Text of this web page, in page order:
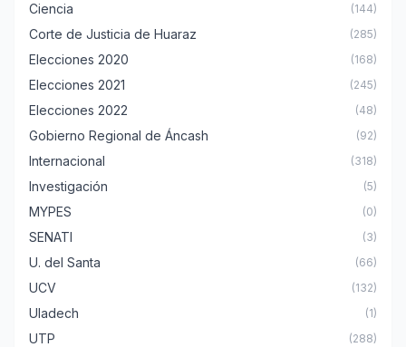
Ciencia (144)
Corte de Justicia de Huaraz (285)
Elecciones 2020 (168)
Elecciones 2021 (245)
Elecciones 2022 (48)
Gobierno Regional de Áncash (92)
Internacional (318)
Investigación (5)
MYPES (0)
SENATI (3)
U. del Santa (66)
UCV (132)
Uladech (1)
UTP (288)